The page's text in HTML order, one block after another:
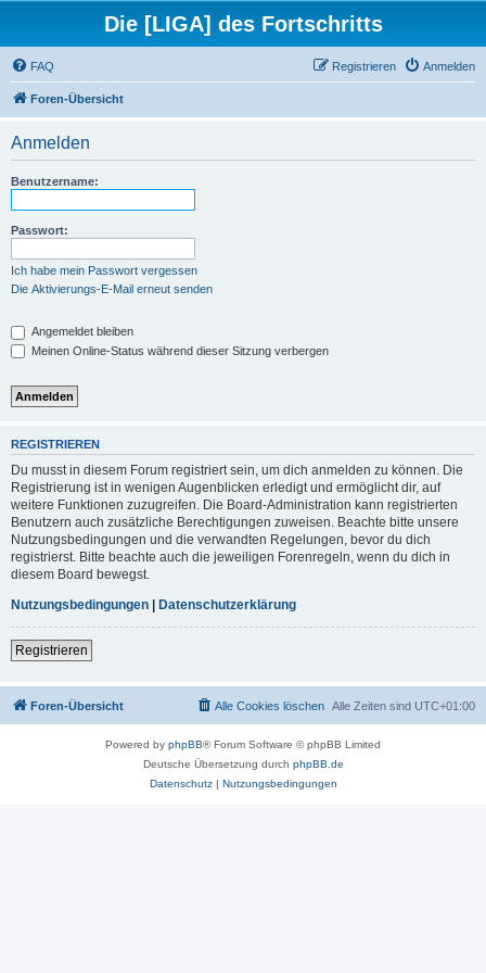
Die [LIGA] des Fortschritts
FAQ Anmelden
Registrieren
Foren-Übersicht
Anmelden
Benutzername:
Passwort:
Ich habe mein Passwort vergessen
Die Aktivierungs-E-Mail erneut senden
Angemeldet bleiben
Meinen Online-Status während dieser Sitzung verbergen
REGISTRIEREN
Du musst in diesem Forum registriert sein, um dich anmelden zu können. Die
Registrierung ist in wenigen Augenblicken erledigt und ermöglicht dir, auf
weitere Funktionen zuzugreifen. Die Board-Administration kann registrierten
Benutzern auch zusätzliche Berechtigungen zuweisen. Beachte bitte unsere
Nutzungsbedingungen und die verwandten Regelungen, bevor du dich
registrierst. Bitte beachte auch die jeweiligen Forenregeln, wenn du dich in
diesem Board bewegst.
Nutzungsbedingungen | Datenschutzerklärung
Registrieren
Foren-Übersicht Alle Zeiten sind UTC+01:00
Alle Cookies löschen
Powered by phpBB® Forum Software © phpBB Limited
Deutsche Übersetzung durch phpBB.de
Datenschutz| Nutzungsbedingungen